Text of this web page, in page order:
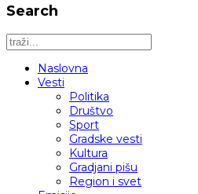
Search
Naslovna
Vesti
Politika
Društvo
Sport
Gradske vesti
Kultura
Gradjani pišu
Region i svet